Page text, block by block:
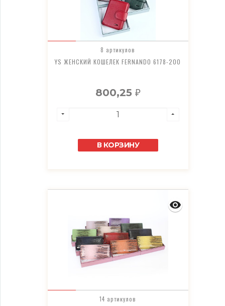
8 артикулов
YS ЖЕНСКИЙ КОШЕЛЕК FERNANDO 6178-200
800,25 ₽
В КОРЗИНУ
14 артикулов